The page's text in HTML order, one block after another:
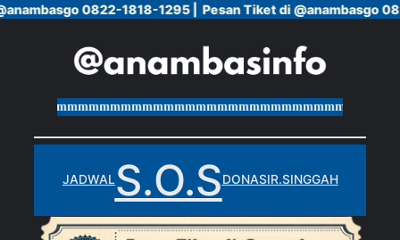
0822-1818-1295 | Pesan Tiket di @anambasgo
JADWALS.O.SDONASIR.SINGGAH
0822-1818-1295 | Pesan Tiket di @anambasgo